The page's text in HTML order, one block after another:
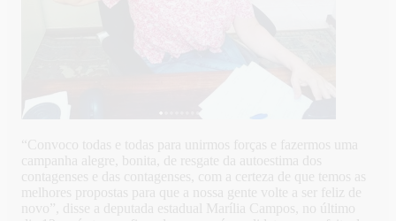
“Convoco todas e todas para unirmos forças e fazermos uma
campanha alegre, bonita, de resgate da autoestima dos
contagenses e das contagenses, com a certeza de que temos as
melhores propostas para que a nossa gente volte a ser feliz de
novo”, disse a deputada estadual Marília Campos, no último